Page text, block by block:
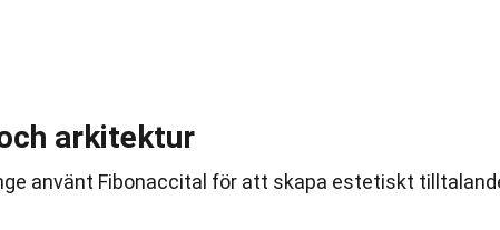
arkitektur
använt Fibonaccital för att skapa estetiskt